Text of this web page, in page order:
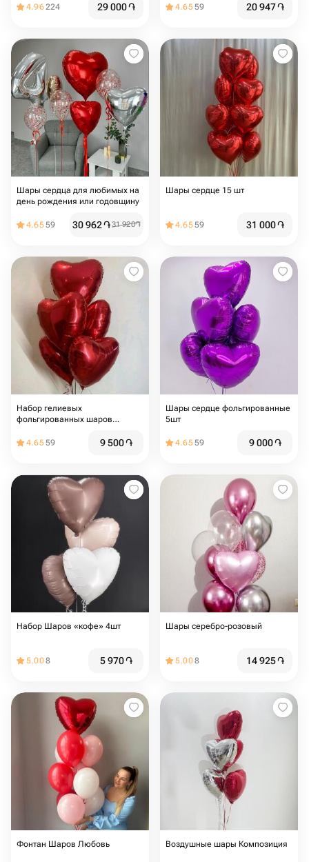
4.96224 29 000֏ 4.6559 20 947֏
Шары сердца для любимых на
день рождения или годовщину
4.6559 30 962֏31 920֏
Шары сердце 15 шт
4.6559 31 000֏
Набор гелиевых️
фольгированных шаров
4.6559 9 500֏
Шары сердце фольгированные
5шт
4.6559 9 000֏
Набор Шаров «кофе» 4шт
5.008 5 970֏
Шары серебро-розовый
5.008 14 925֏
Фонтан Шаров Любовь Воздушные шары Композиция